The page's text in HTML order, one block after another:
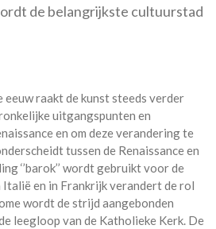
de belangrijkste cultuurstad
eeuw raakt de kunst steeds verder
uitgangspunten en
en om deze verandering te
tussen de Renaissance en
‘’barok’’ wordt gebruikt voor de
Italië en in Frankrijk verandert de rol
wordt de strijd aangebonden
leegloop van de Katholieke Kerk. De